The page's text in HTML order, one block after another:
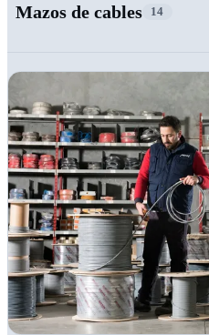
Mazos de cables 14